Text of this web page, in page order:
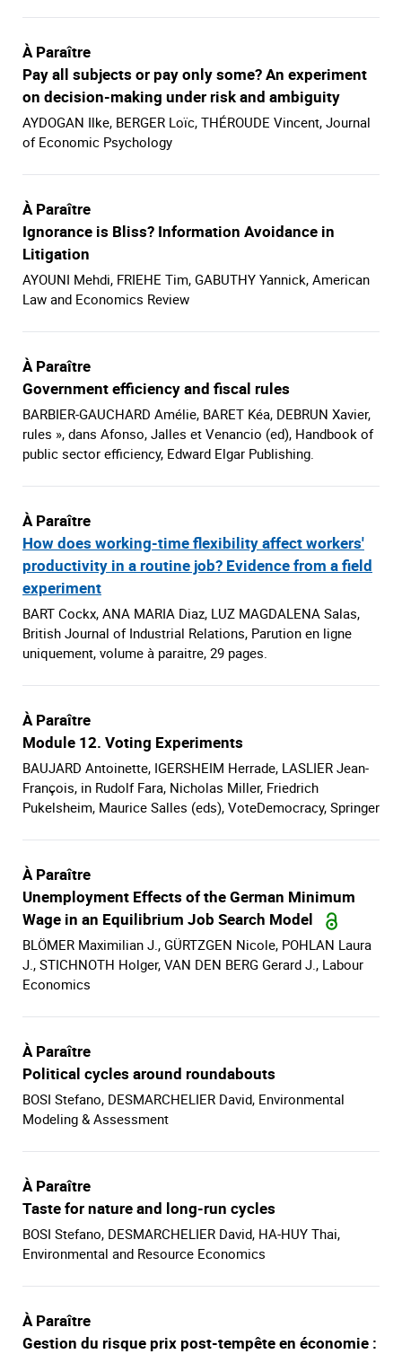
À Paraître
Pay all subjects or pay only some? An experiment
on decision-making under risk and ambiguity
AYDOGAN Ilke, BERGER Loïc, THÉROUDE Vincent, Journal
of Economic Psychology
À Paraître
Ignorance is Bliss? Information Avoidance in
Litigation
AYOUNI Mehdi, FRIEHE Tim, GABUTHY Yannick, American
Law and Economics Review
À Paraître
Government efficiency and fiscal rules
BARBIER-GAUCHARD Amélie, BARET Kéa, DEBRUN Xavier,
rules », dans Afonso, Jalles et Venancio (ed), Handbook of
public sector efficiency, Edward Elgar Publishing.
À Paraître
How does working-time flexibility affect workers'
productivity in a routine job? Evidence from a field
experiment
BART Cockx, ANA MARIA Diaz, LUZ MAGDALENA Salas,
British Journal of Industrial Relations, Parution en ligne
uniquement, volume à paraitre, 29 pages.
À Paraître
Module 12. Voting Experiments
BAUJARD Antoinette, IGERSHEIM Herrade, LASLIER Jean-
François, in Rudolf Fara, Nicholas Miller, Friedrich
Pukelsheim, Maurice Salles (eds), VoteDemocracy, Springer
À Paraître
Unemployment Effects of the German Minimum
Wage in an Equilibrium Job Search Model
BLÖMER Maximilian J., GÜRTZGEN Nicole, POHLAN Laura
J., STICHNOTH Holger, VAN DEN BERG Gerard J., Labour
Economics
À Paraître
Political cycles around roundabouts
BOSI Stefano, DESMARCHELIER David, Environmental
Modeling & Assessment
À Paraître
Taste for nature and long-run cycles
BOSI Stefano, DESMARCHELIER David, HA-HUY Thai,
Environmental and Resource Economics
À Paraître
Gestion du risque prix post-tempête en économie :